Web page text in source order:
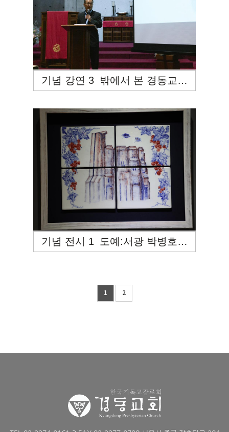
기념 강연 3_밖에서 본 경동교회:정지석 목사
기념 전시 1_도예:서광 박병호<법고창신>
1 2